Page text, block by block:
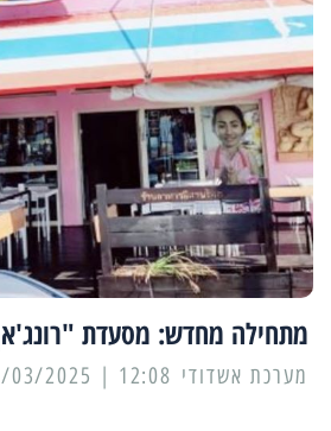
מתחילה מחדש: מסעדת
מערכת אשדודי 12:08 | 04/03/2025